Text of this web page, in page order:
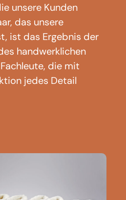
unsere Kunden
das unsere
ist das Ergebnis der
handwerklichen
die mit
jedes Detail